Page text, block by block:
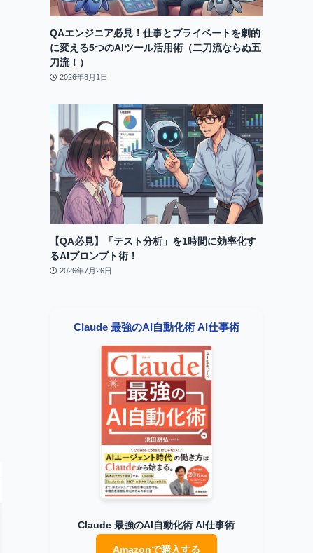
QAエンジニア必見！仕事とプライベートを劇的
に変える5つのAIツール活用術（二刀流ならぬ五
刀流！）
2026年8月1日
【QA必見】「テスト分析」を1時間に効率化す
るAIプロンプト術！
2026年7月26日
Claude 最強のAI自動化術 AI仕事術
Claude 最強のAI自動化術 AI仕事術
Amazonで購入する